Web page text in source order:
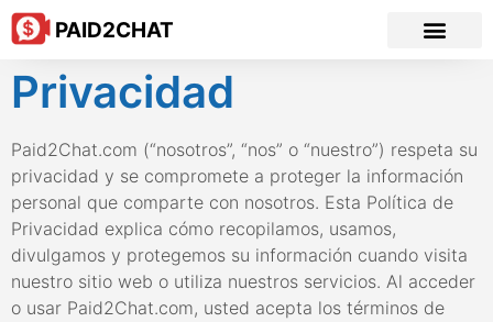
PAID2CHAT
Privacidad
Paid2Chat.com (“nosotros”, “nos” o “nuestro”) respeta su
privacidad y se compromete a proteger la información
personal que comparte con nosotros. Esta Política de
Privacidad explica cómo recopilamos, usamos,
divulgamos y protegemos su información cuando visita
nuestro sitio web o utiliza nuestros servicios. Al acceder
o usar Paid2Chat.com, usted acepta los términos de